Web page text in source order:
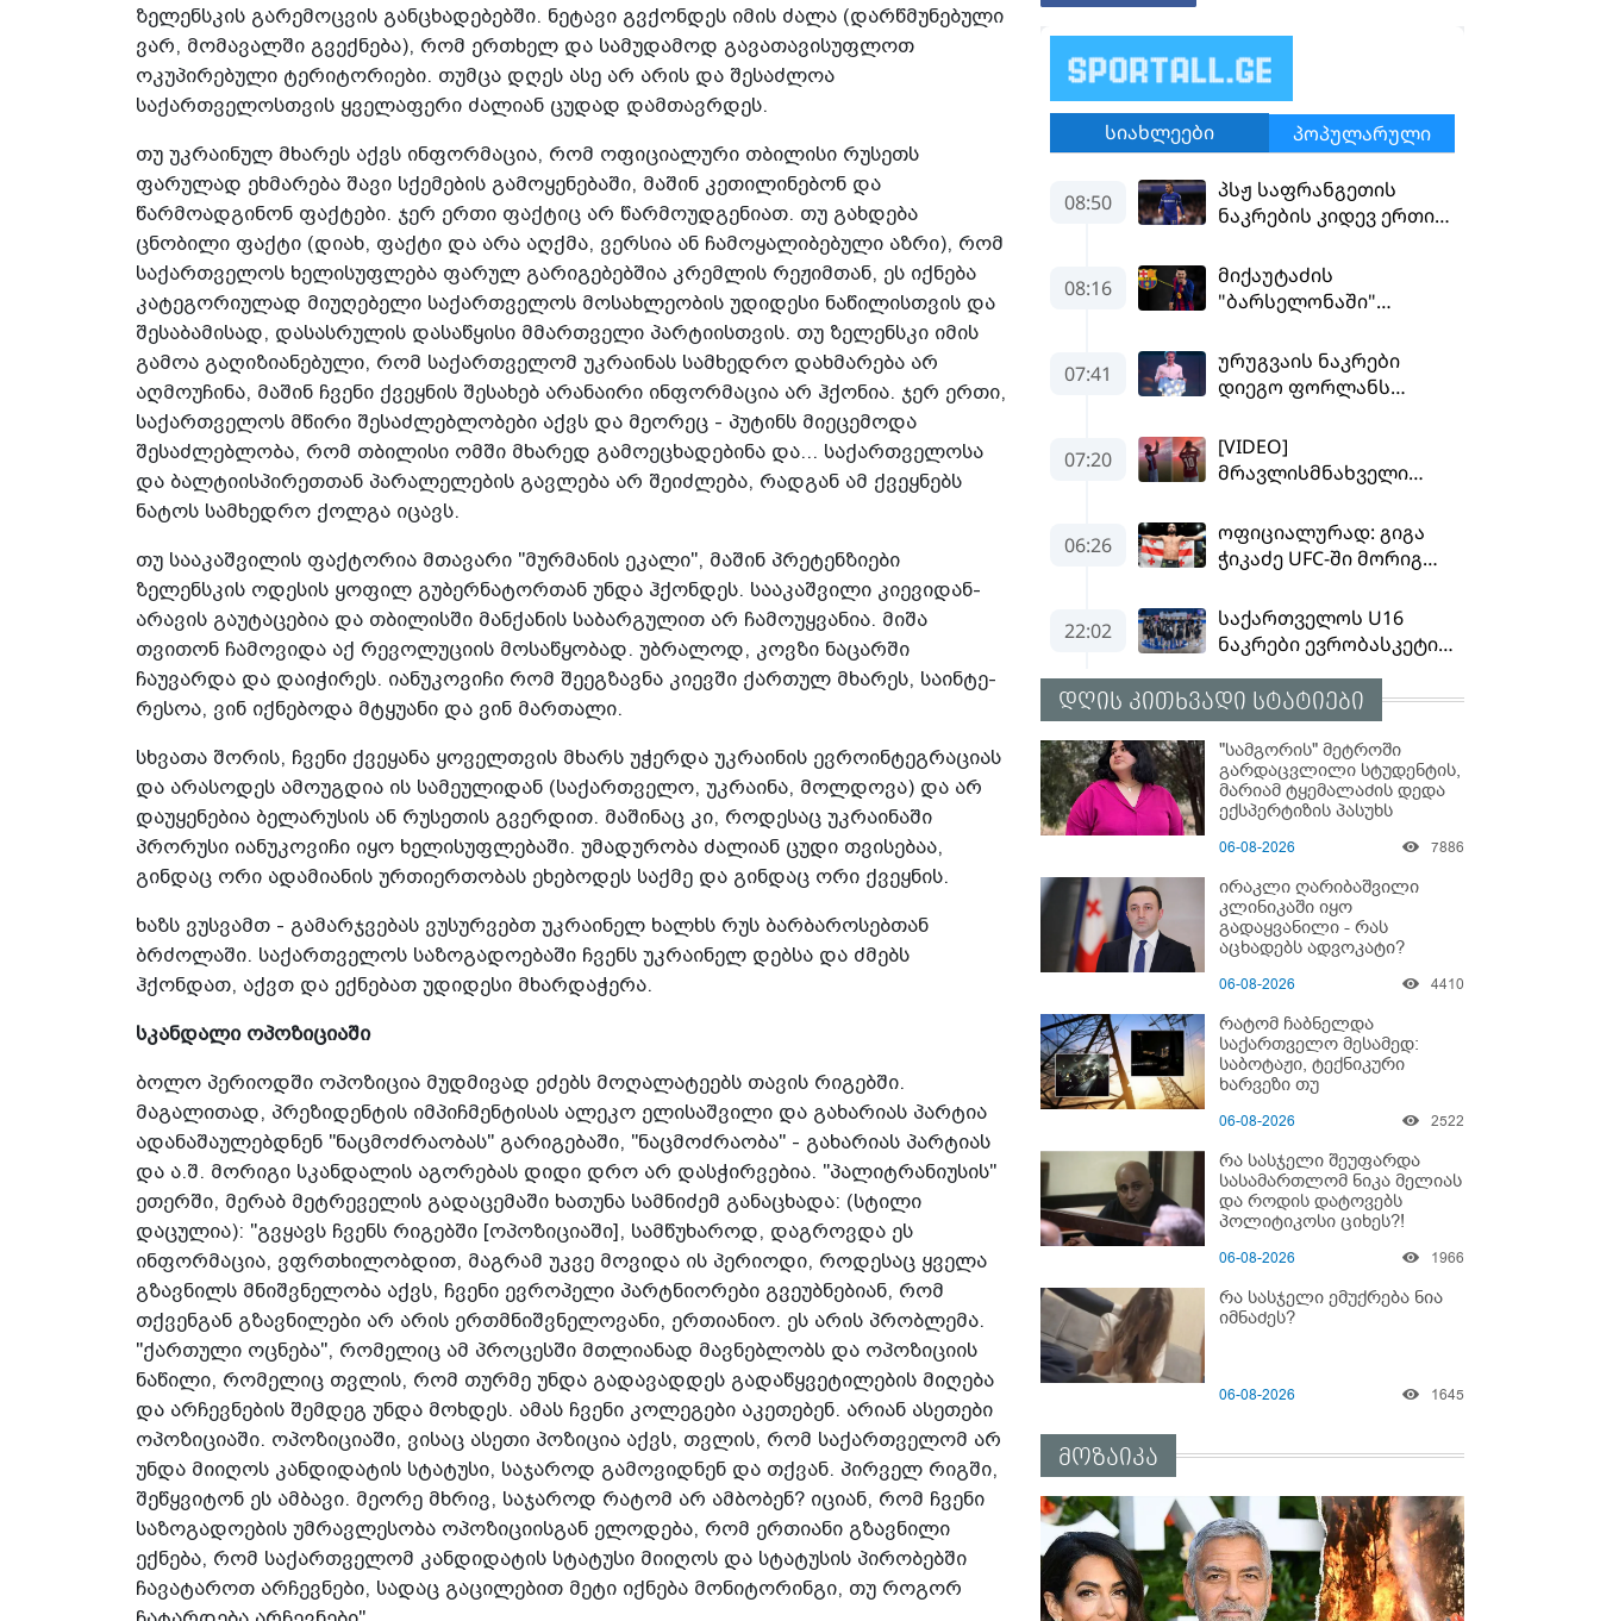
ზელენსკის გარემოცვის განცხადებებში. ნეტავი გვქონდეს იმის ძალა (დარწმუნებული
ვარ, მომავალში გვექნება), რომ ერთხელ და სამუდამოდ გავათავისუფლოთ
ოკუპირებუ­ლი ტერიტორიები. თუმცა დღეს ასე არ არის და შესაძლოა
საქართველოსთვის ყველაფერი ძალიან ცუდად დამთავრდეს.
თუ უკრაინულ მხარეს აქვს ინფორმაცია­, რომ ოფიციალური თბილისი რუსეთს
ფარულად ეხმარება შავი სქემების გამოყენებაში, მაშინ კეთილინებონ და
წარმოადგინონ ფაქტები. ჯერ ერთი ფაქტიც არ წარმოუდგენიათ. თუ გახდება
ცნობილი ფაქტი­ (დიახ, ფაქტი და არა აღქმა, ვერსია ან ჩამოყალიბებული აზრი), რომ
საქართველოს ხელისუფლება ფარულ გარიგებებშია კრემლის რეჟიმთან, ეს იქნება
კატეგორიულად­ მიუღებელი საქართველოს მოსახლეობის უდიდესი ნაწილისთვის და
შესაბამისად, დასასრულის დასაწყისი მმართველი პარტიისთვის. თუ ზელენსკი იმის
გამოა გაღიზიანებული, რომ საქართველომ უკრაინას სამხედრო დახმარება არ
აღმოუჩინა, მაშინ ჩვენი ქვეყნის შესახებ არანაირი ინფორმაცია არ ჰქონია. ჯერ ერთი,
საქართველოს მწირი შესაძლებლობები აქვს და მეორეც - პუტინს მიეცემოდა
შესაძლებლობა, რომ თბილისი ომში მხარედ გამოეცხადებინა და... საქართველოსა
და ბალტიისპირეთთან პარალელების გავლება არ შეიძლება, რადგან ამ ქვეყნებს
ნატოს სამხედრო ქოლგა იცავს.
თუ სააკაშვილის ფაქტორია მთავარი­ "მურმანის ეკალი", მაშინ პრეტენზიები
ზელენსკის ოდესის ყოფილ გუბერნატორთან უნდა ჰქონდეს. სააკაშვილი კიევიდან­
არავის­ გაუტაცებია და თბილისში­ მანქა­ნის საბარგულით არ ჩამოუყვანია.­ მიშა
თვითონ ჩამოვიდა აქ რევოლუციის მოსა­წყობად­. უბრალოდ, კოვზი ნაცარში
ჩაუვარდა და დაიჭირეს. იანუკოვიჩი რომ შეეგზავნა კიევში ქართულ მხარეს, საინტე­
რესოა, ვინ იქნებოდა მტყუანი და ვინ მართალი.
სხვათა შორის, ჩვენი ქვეყანა ყოველთვის მხარს უჭერდა უკრაინის ევროინტეგრაციას
და არასოდეს ამოუგდია ის სამეულ­იდან (საქართველო, უკრაინა, მოლდოვა) და არ
დაუყენებია ბელარუსის ან რუსეთის გვერდით. მაშინაც კი, როდესაც უკრაინაში
პრორუსი იანუკოვიჩი იყო ხელისუფლებაში. უმადურობა ძალიან ცუდი თვისებაა,
გინდაც ორი ადამიანის ურთიერთობას ეხებოდეს საქმე და გინდაც ორი ქვეყნის.
ხაზს ვუსვამთ - გამარჯვებას ვუსურვებთ უკრაინელ ხალხს რუს ბარბაროსებთან
ბრძოლაში. საქართველოს საზოგადოებაში ჩვენს უკრაინელ დებსა და ძმებს
ჰქონდათ, აქვთ და ექნებათ უდიდესი მხარდაჭერა.
სკანდალი ოპოზიციაში
ბოლო პერიოდში ოპოზიცია მუდმივად­ ეძებს მოღალატეებს თავის რიგებში.
მაგალითად, პრეზიდენტის იმპიჩმენტისას ალეკო ელისაშვილი და გახარიას პარტია
ადანაშაულებდნენ "ნაცმოძრაობას" გარიგებაში, "ნაცმოძრაობა" - გახარიას პარტიას
და ა.შ. მორიგი სკანდალის აგორებას დიდი დრო არ დასჭირვებია. "პალიტრანიუსის"
ეთერში, მერაბ მეტრეველის გადაცემაში ხათუნა სამნიძემ განაცხადა: (სტილი
დაცულია): "გვყავს ჩვენს რიგებში [ოპოზიციაში], სამწუხაროდ, დაგროვდა ეს
ინფორმაცია, ვფრთხილობდით, მაგრამ უკვე მოვიდა ის პერიოდი, როდესაც ყველა
გზავნილს მნიშვნელობა აქვს, ჩვენი ევროპელი პარტნიორები გვეუბნებიან, რომ
თქვენგან გზავნილები არ არის ერთმნიშვნელოვანი, ერთიანიო. ეს არის პრობლემა.
"ქართული ოცნება", რომელიც ამ პროცესში მთლიანად მავნებლობს და ოპოზიციის
ნაწილი, რომელიც თვლის, რომ თურმე უნდა გადავად­დეს გადაწყვეტილების მიღება
და არჩევნების შემდეგ უნდა მოხდეს. ამას ჩვენი კოლეგები აკეთებენ. არიან ასეთები
ოპოზიციაში. ოპოზიციაში, ვისაც ასეთი პოზიცია­ აქვს, თვლის, რომ საქართველომ არ
უნდა მიიღოს კანდიდატის სტატუსი, საჯაროდ გამო­ვიდნენ და თქვან. პირველ რიგში,
შეწყვიტონ ეს ამბავი. მეორე მხრივ, საჯაროდ რატომ არ ამბობენ? იციან, რომ ჩვენი
საზოგადოების უმრავლესობა ოპოზიციისგან ელოდება, რომ ერთიანი გზავნილი
ექნება, რომ საქართველომ კანდიდატის სტატუსი მიიღოს და სტატუსის პირობებში
ჩავატაროთ არჩევნები, სადაც გაცილებით მეტი იქნება მონიტორინგი, თუ როგორ
დღის კითხვადი სტატიები
"სამგორის" მეტროში
გარდაცვლილი სტუდენტის,
მარიამ ტყემალაძის დედა
ექსპერტიზის პასუხს
გოგონას გარდაცვალების
06-08-2026 7886
ირაკლი ღარიბაშვილი
კლინიკაში იყო
გადაყვანილი - რას
აცხადებს ადვოკატი?
06-08-2026 4410
რატომ ჩაბნელდა
საქართველო მესამედ:
საბოტაჟი, ტექნიკური
ხარვეზი თუ
სანდრო თვალჭრელიძის
06-08-2026 2522
რა სასჯელი შეუფარდა
სასამართლომ ნიკა მელიას
და როდის დატოვებს
პოლიტიკოსი ციხეს?!
06-08-2026 1966
რა სასჯელი ემუქრება ნია
იმნაძეს?
06-08-2026 1645
მოზაიკა